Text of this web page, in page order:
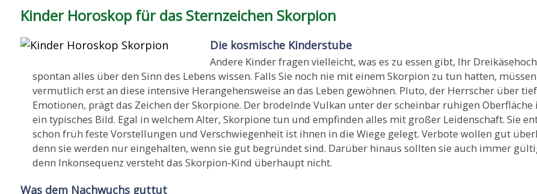
Kinder Horoskop für das Sternzeichen Skorpion
Die kosmische Kinderstube
Andere Kinder fragen vielleicht, was es zu essen gibt, Ihr
spontan alles über den Sinn des Lebens wissen. Falls Sie noch nie mit einem Skorpion zu tun hatten,
vermutlich erst an diese intensive Herangehensweise an das Leben gewöhnen. Pluto, der Herrscher über
Emotionen, prägt das Zeichen der Skorpione. Der brodelnde Vulkan unter der scheinbar ruhigen
ein typisches Bild. Egal in welchem Alter, Skorpione tun und empfinden alles mit großer Leidenschaft. Sie
schon früh feste Vorstellungen und Verschwiegenheit ist ihnen in die Wiege gelegt. Verbote wollen gut
denn sie werden nur eingehalten, wenn sie gut begründet sind. Darüber hinaus sollten sie auch immer
denn Inkonsequenz versteht das Skorpion-Kind überhaupt nicht.
Was dem Nachwuchs guttut